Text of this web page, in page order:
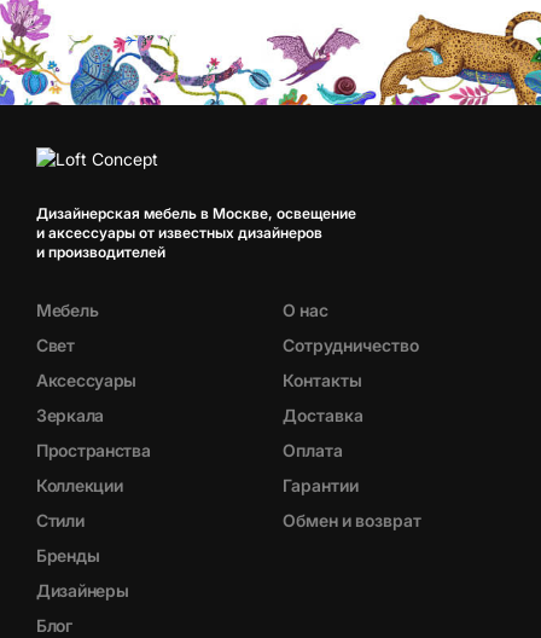
Дизайнерская мебель в Москве, освещение
и аксессуары от известных дизайнеров
и производителей
Мебель
Свет
Аксессуары
Зеркала
Пространства
Коллекции
Стили
Бренды
Дизайнеры
Блог
О нас
Сотрудничество
Контакты
Доставка
Оплата
Гарантии
Обмен и возврат